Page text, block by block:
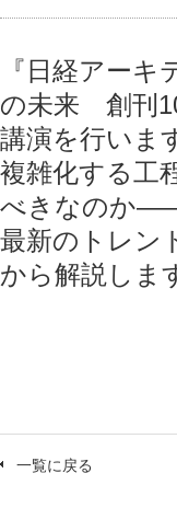
『日経アー
の未来 創刊
講演を行いま
複雑化する工
べきなのか
最新のトレン
から解説しま
一覧に戻る